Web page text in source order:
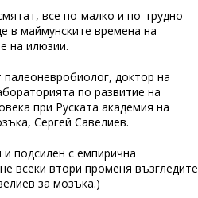
все по-малко и по-трудно
в маймунските времена на
на илюзии.
доктор на
по развитие на
при Руската академия на
Сергей Савелиев.
подсилен с емпирична
всеки втори променя възгледите
за мозъка.)